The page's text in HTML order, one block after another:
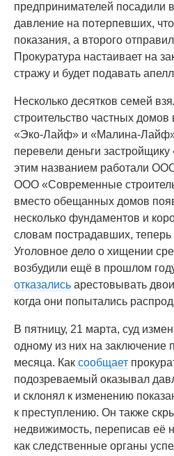
предпринимателей посадили
давление на потерпевших,
показания, а второго
Прокуратура настаивает на
стражу и будет подавать
Несколько десятков семей
строительство частных
«Эко-Лайф» и «Малина-
перевели деньги
этим названием работали
ООО «Современные
вместо обещанных домов
несколько фундаментов и
словам пострадавших, теперь
Уголовное дело о хищении
возбудили ещё в прошлом
отказались арестовывать
когда они попытались
В пятницу, 21 марта, суд
одному из них на заключение
месяца. Как сообщает
подозреваемый оказывал
и склонял к изменению
к преступлению. Он также
недвижимость, переписав её
как следственные органы